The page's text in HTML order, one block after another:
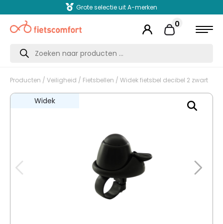
Grote selectie uit A-merken
0
Producten
zoeken
Producten / Veiligheid / Fietsbellen / Widek fietsbel decibel 2 zwart
Widek